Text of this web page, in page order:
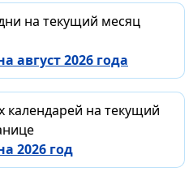
на текущий месяц
август 2026 года
на текущий
2026 год